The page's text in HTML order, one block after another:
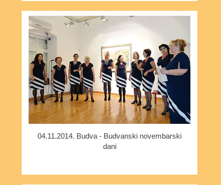
04.11.2014. Budva - Budvanski novembarski
dani